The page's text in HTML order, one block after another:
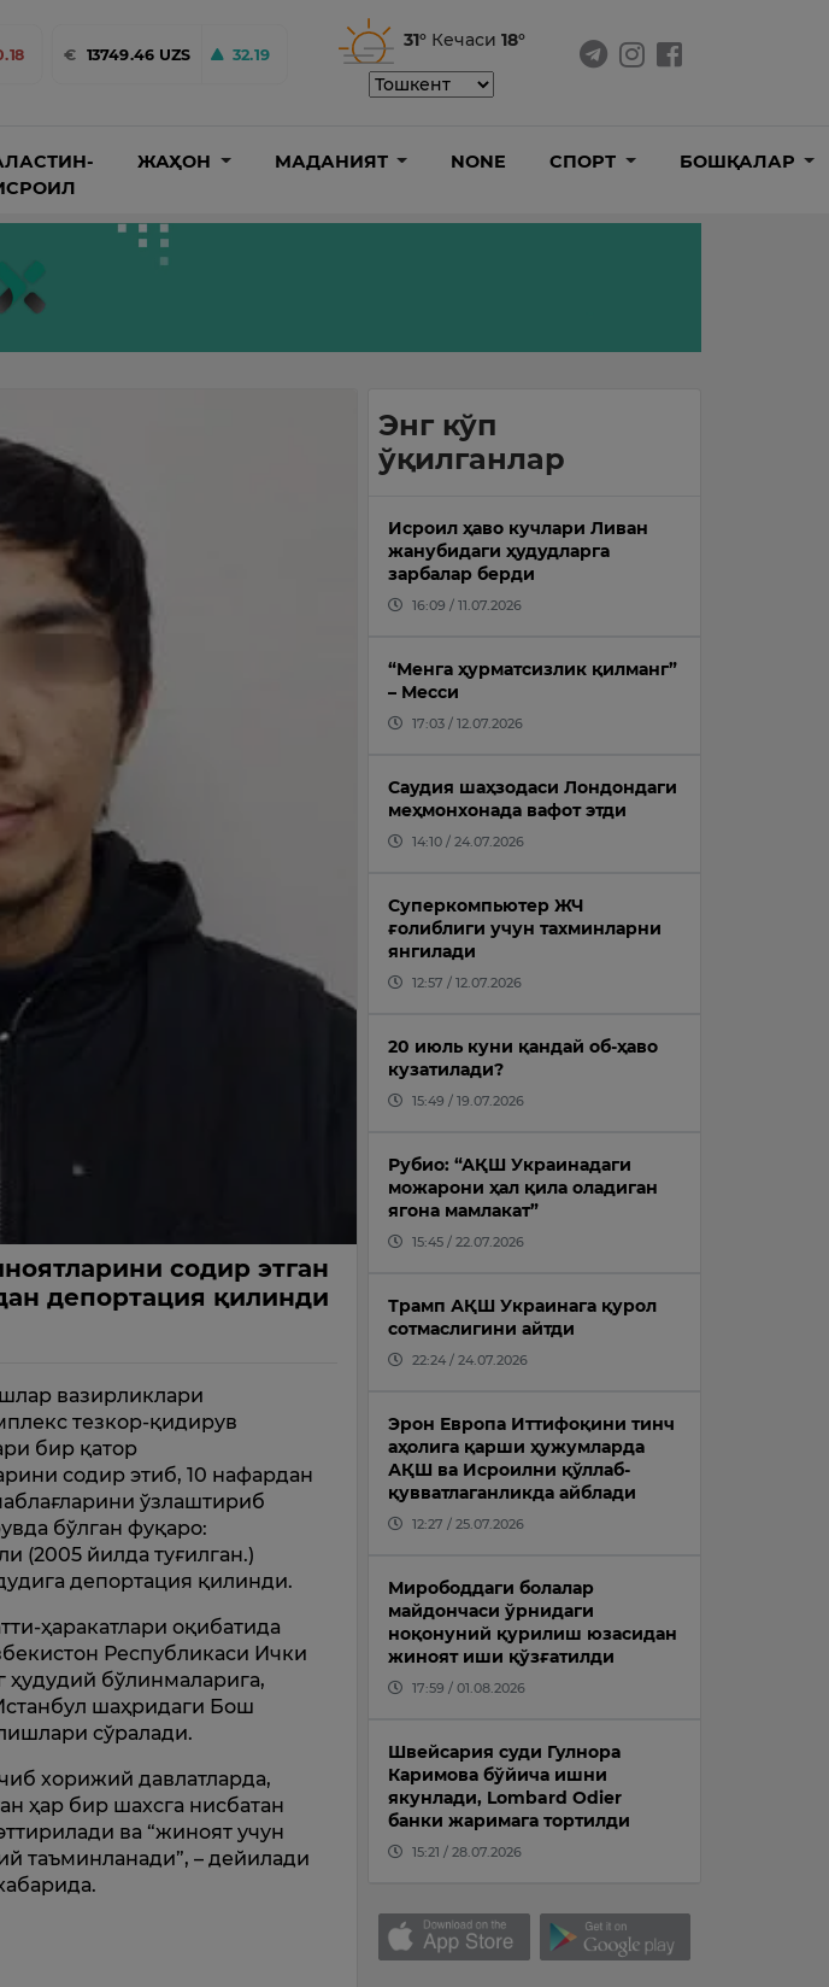
€ 13749.46 UZS 32.19
31° Кечаси 18°
ЖАҲОН МАДАНИЯТ NONE СПОРТ БОШҚАЛАР
содир этган
депортация қилинди
вазирликлари
тезкор-қидирув
бир қатор
содир этиб, 10 нафардан
ўзлаштириб
бўлган фуқаро:
(2005 йилда туғилган.)
депортация қилинди.
ҳаракатлари оқибатида
Республикаси Ички
ҳудудий бўлинмаларига,
шаҳридаги Бош
сўралади.
хорижий давлатларда,
ҳар бир шахсга нисбатан
ва “жиноят учун
таъминланади”, – дейилади
Энг кўп
ўқилганлар
Исроил ҳаво кучлари Ливан
жанубидаги ҳудудларга
зарбалар берди
16:09 / 11.07.2026
“Менга ҳурматсизлик қилманг”
– Месси
17:03 / 12.07.2026
Саудия шаҳзодаси Лондондаги
меҳмонхонада вафот этди
14:10 / 24.07.2026
Суперкомпьютер ЖЧ
ғолиблиги учун тахминларни
янгилади
12:57 / 12.07.2026
20 июль куни қандай об-ҳаво
кузатилади?
15:49 / 19.07.2026
Рубио: “АҚШ Украинадаги
можарони ҳал қила оладиган
ягона мамлакат”
15:45 / 22.07.2026
Трамп АҚШ Украинага қурол
сотмаслигини айтди
22:24 / 24.07.2026
Эрон Европа Иттифоқини тинч
аҳолига қарши ҳужумларда
АҚШ ва Исроилни қўллаб-
қувватлаганликда айблади
12:27 / 25.07.2026
Мирободдаги болалар
майдончаси ўрнидаги
ноқонуний қурилиш юзасидан
жиноят иши қўзғатилди
17:59 / 01.08.2026
Швейсария суди Гулнора
Каримова бўйича ишни
якунлади, Lombard Odier
банки жаримага тортилди
15:21 / 28.07.2026